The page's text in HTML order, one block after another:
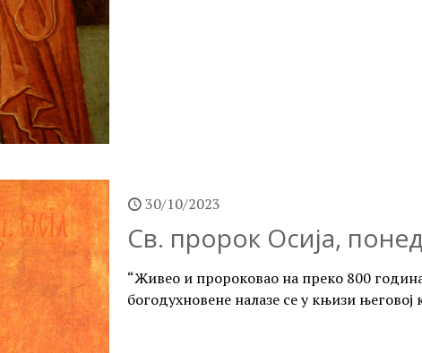
30/10/2023
Св. пророк Осија,
“Живео и пророковао на преко 800
богодухновене налазе се у књизи његовој